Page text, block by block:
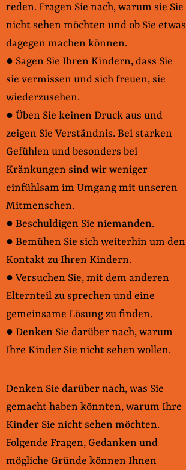
reden. Fragen Sie nach, warum sie Sie
nicht sehen möchten und ob Sie etwas
dagegen machen können.
● Sagen Sie Ihren Kindern, dass Sie
sie vermissen und sich freuen, sie
wiederzusehen.
● Üben Sie keinen Druck aus und
zeigen Sie Verständnis. Bei starken
Gefühlen und besonders bei
Kränkungen sind wir weniger
einfühlsam im Umgang mit unseren
Mitmenschen.
● Beschuldigen Sie niemanden.
● Bemühen Sie sich weiterhin um den
Kontakt zu Ihren Kindern.
● Versuchen Sie, mit dem anderen
Elternteil zu sprechen und eine
gemeinsame Lösung zu finden.
● Denken Sie darüber nach, warum
Ihre Kinder Sie nicht sehen wollen.
Denken Sie darüber nach, was Sie
gemacht haben könnten, warum Ihre
Kinder Sie nicht sehen möchten.
Folgende Fragen, Gedanken und
mögliche Gründe können Ihnen